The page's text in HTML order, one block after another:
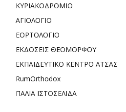
ΚΥΡΙΑΚΟΔΡΟΜΙΟ
ΑΓΙΟΛΟΓΙΟ
ΕΟΡΤΟΛΟΓΙΟ
ΕΚΔΟΣΕΙΣ ΘΕΟΜΟΡΦΟΥ
ΕΚΠΑΙΔΕΥΤΙΚΟ ΚΕΝΤΡΟ ΑΤΣΑΣ
RumOrthodox
ΠΑΛΙΑ ΙΣΤΟΣΕΛΙΔΑ